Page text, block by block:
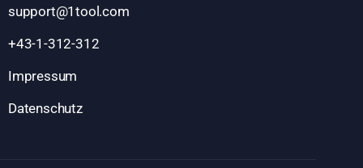
support@1tool.com
+43-1-312-312
Impressum
Datenschutz